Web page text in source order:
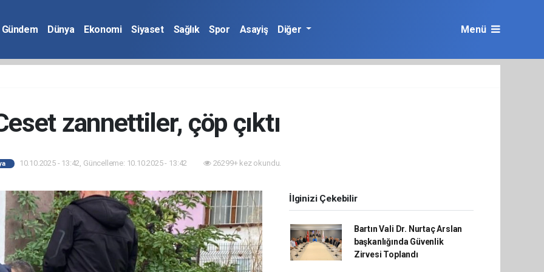
Gündem Dünya Ekonomi Siyaset Sağlık Spor Asayiş Diğer Menü
zannettiler, çöp çıktı
10.10.2025 - 13:42, Güncelleme: 10.10.2025 - 13:42 26299+ kez okundu.
İlginizi Çekebilir
Bartın Vali Dr. Nurtaç Arslan
başkanlığında Güvenlik
Zirvesi Toplandı